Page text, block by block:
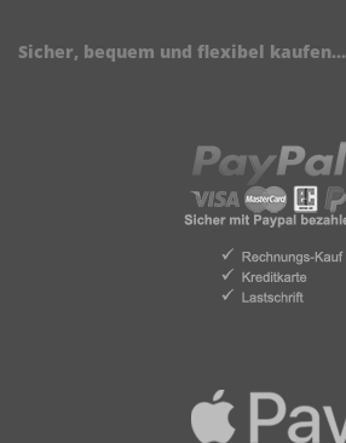
Sicher, bequem und flexibel kaufen...